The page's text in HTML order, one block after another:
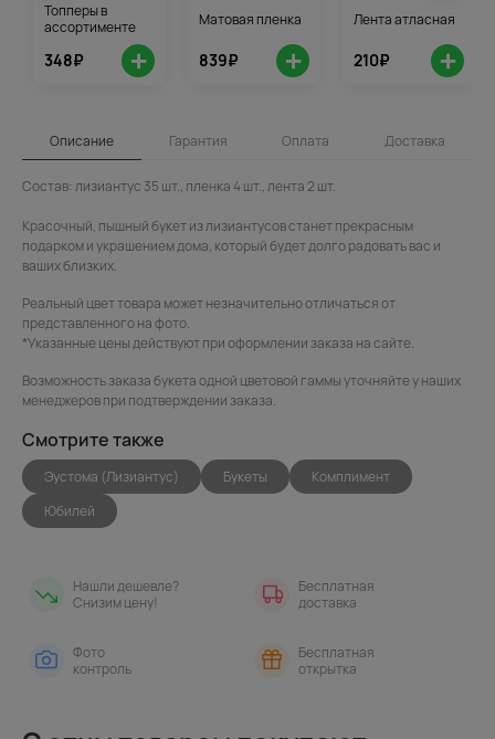
Топперы в
ассортименте
348₽ +
Матовая пленка
839₽ +
Лента атласная
210₽ +
Описание Гарантия Оплата Доставка
Состав: лизиантус 35 шт., пленка 4 шт., лента 2 шт.
Красочный, пышный букет из лизиантусов станет прекрасным
подарком и украшением дома, который будет долго радовать вас и
ваших близких.
Реальный цвет товара может незначительно отличаться от
представленного на фото.
*Указанные цены действуют при оформлении заказа на сайте.
Возможность заказа букета одной цветовой гаммы уточняйте у наших
менеджеров при подтверждении заказа.
Смотрите также
Эустома (Лизиантус) Букеты
Комплимент
Юбилей
Нашли дешевле?
Снизим цену!
Бесплатная
доставка
Фото
контроль
Бесплатная
открытка